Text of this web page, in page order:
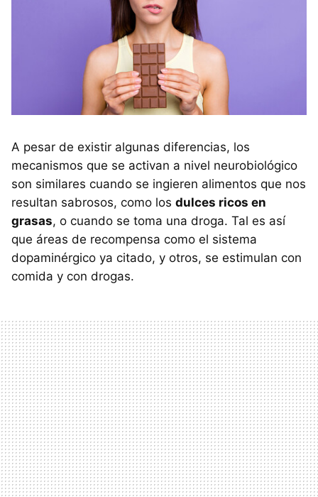
A pesar de existir algunas diferencias, los
mecanismos que se activan a nivel neurobiológico
son similares cuando se ingieren alimentos que nos
resultan sabrosos, como los dulces ricos en
grasas, o cuando se toma una droga. Tal es así
que áreas de recompensa como el sistema
dopaminérgico ya citado, y otros, se estimulan con
comida y con drogas.